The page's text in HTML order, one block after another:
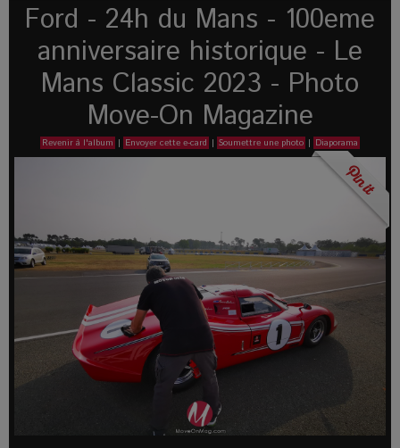
Ford - 24h du Mans - 100eme
anniversaire historique - Le
Mans Classic 2023 - Photo
Move-On Magazine
Revenir à l'album | Envoyer cette e-card | Soumettre une photo | Diaporama